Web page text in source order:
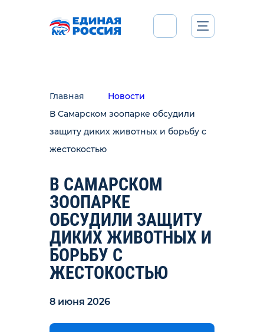
Главная
Новости
В Самарском зоопарке обсудили
защиту диких животных и борьбу с
жестокостью
В САМАРСКОМ
ЗООПАРКЕ
ОБСУДИЛИ ЗАЩИТУ
ДИКИХ ЖИВОТНЫХ И
БОРЬБУ С
ЖЕСТОКОСТЬЮ
8 июня 2026